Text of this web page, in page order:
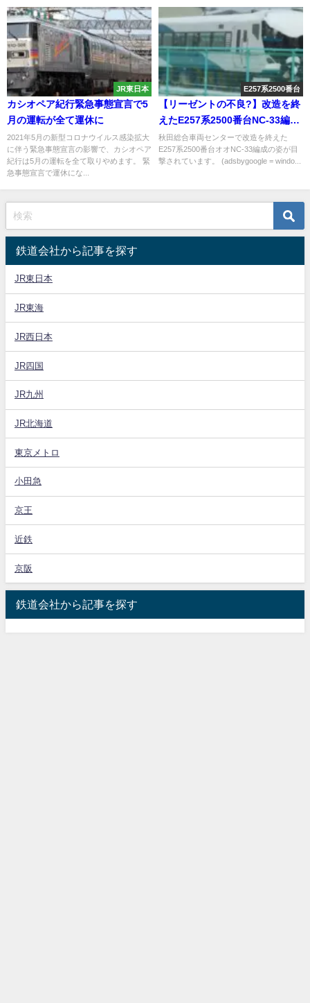
JR東日本
カシオペア紀行緊急事態宣言で5
月の運転が全て運休に
2021年5月の新型コロナウイルス感染拡大
に伴う緊急事態宣言の影響で、カシオペア
紀行は5月の運転を全て取りやめます。 緊
急事態宣言で運休にな...
E257系2500番台
【リーゼントの不良?】改造を終
えたE257系2500番台NC-33編成
が姿を見せる
秋田総合車両センターで改造を終えた
E257系2500番台オオNC-33編成の姿が目
撃されています。 (adsbygoogle = windo...
鉄道会社から記事を探す
JR東日本
JR東海
JR西日本
JR四国
JR九州
JR北海道
東京メトロ
小田急
京王
近鉄
京阪
鉄道会社から記事を探す